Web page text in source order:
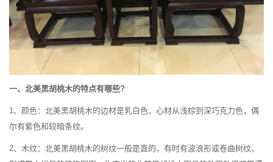
一、北美黑胡桃木的特点有哪些?
1、颜色：北美黑胡桃木的边材是乳白色，心材从浅棕到深巧克力色，偶
尔有紫色和较暗条纹。
2、木纹：北美黑胡桃木的树纹一般是直的，有时有波浪形或卷曲树纹，